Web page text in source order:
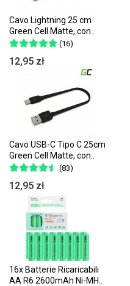
Cavo Lightning 25 cm
Green Cell Matte, con..
(16)
12,95 zł
Cavo USB-C Tipo C 25cm
Green Cell Matte, con..
(83)
12,95 zł
16x Batterie Ricaricabili
AA R6 2600mAh Ni-MH..